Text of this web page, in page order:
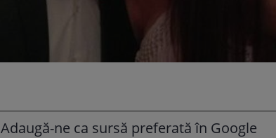
Adaugă-ne ca sursă preferată în Google